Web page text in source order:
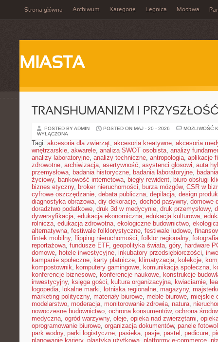
Strona główna Archiwum Kategorie Legnica Moskwa
MIASTA
TRANSHUMANIZM I
POSTED BY ADMIN POSTED ON MAJ - 20 - 2026
MOŻLIWOŚĆ
WYŁĄCZONA
Tagi: akcesoria dla zwierząt, akcesoria kreatywne, akcesoria
wnętrzarskie, akwarele, analiza SWOT osobista, analizy
analizy laboratoryjne, analizy techniczne, antropologia, aplikacje
zdrowotne, archiwizacja, asertywność, asystenci głosowi, auta
przemysłowa, badania historyczne, badania laboratoryjne,
życiowy, bankowość internetowa, biegły rewident, biuro obsługi
biznes etyczny, broker nieruchomości, burza mózgów, CSR w
cyfrowe oszczędzanie, debata publiczna, depilacja, design
diagnostyka obrazowa, diy dekoracje, dochód pasywny, domowe
doradztwo podatkowe, druk 3d w medycynie, druk przemysłowy,
dywersyfikacja, edukacja ekonomiczna, edukacja kulturowa,
rolnicza, edukacja zdrowotna, ekologiczne budownictwo,
alternatywna, festiwale folklorystyczne, festiwale ludowe,
fintek mobilny, flipping nieruchomości, folklor regionalny,
reportażowa, fundusze ETF, geopolityka świata, góry, hardware
domowe, hotele inwestycyjne, inkubatory przedsiębiorczości,
kampanie społeczne, karty płatnicze, klimatyzacja, kolekcje,
kompostownik, komputery gamingowe, komunikacja społeczna,
konferencje biznesowe, konferencje naukowe, konstrukcje
inwestycyjny, księga gości, kultura organizacyjna, kwiaciarnie,
logopedia, lokalne marki, lotniska regionalne, magazyny,
marketing polityczny, materiały biurowe, meble biurowe, miejskie
modelarstwo, moderacja, monitorowanie zdrowia, natura,
nowoczesne budownictwo, ochrona konsumentów, ochrona
medyczna, ogród warzywny, oleje, opieka nad zwierzętami,
oprogramowanie biurowe, organizacja dokumentów, panele
park wodny, parki logistyczne, pasieka, pasje, pastel , pedicure,
planowanie kariery, plastyka użytkowa, platformy e-commerce,